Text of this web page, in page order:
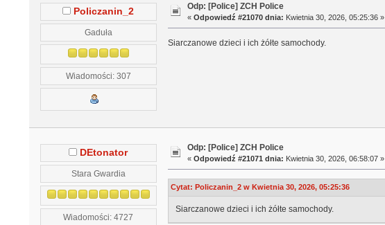
Policzanin_2
Gaduła
Wiadomości: 307
Odp: [Police] ZCH Police
«Odpowiedź #21070 dnia: Kwietnia 30, 2026, 05:25:36 »
Siarczanowe dzieci i ich żółte samochody.
DEtonator
Stara Gwardia
Wiadomości: 4727
Odp: [Police] ZCH Police
«Odpowiedź #21071 dnia: Kwietnia 30, 2026, 06:58:07 »
Cytat: Policzanin_2 w Kwietnia 30, 2026, 05:25:36
Siarczanowe dzieci i ich żółte samochody.